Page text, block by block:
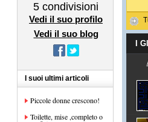
5 condivisioni
Vedi il suo profilo
Vedi il suo blog
I suoi ultimi articoli
Piccole donne crescono!
Toilette, mise ,completo o
I